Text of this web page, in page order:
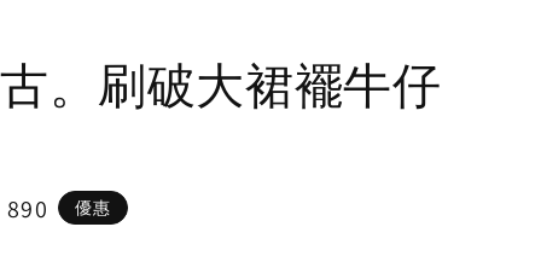
。刷破大裙襬牛仔
890 優惠